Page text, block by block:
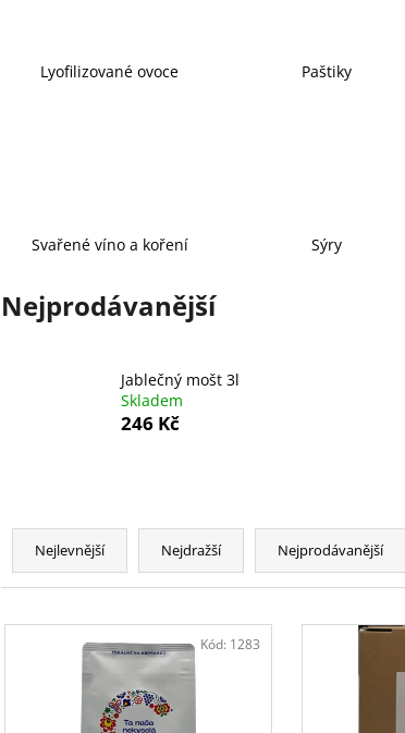
Lyofilizované ovoce Paštiky
Svařené víno a koření Sýry
Nejprodávanější
Jablečný mošt 3l
Skladem
246 Kč
Ř
z
Nejlevnější Nejdražší Nejprodávanější
V
Kód: 1283